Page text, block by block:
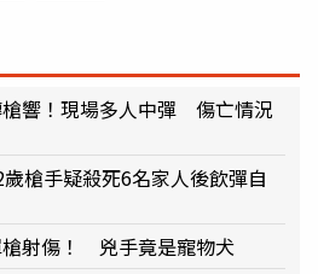
響！現場多人中彈 傷亡情況
槍手疑殺死6名家人後飲彈自
槍射傷！ 兇手竟是寵物犬